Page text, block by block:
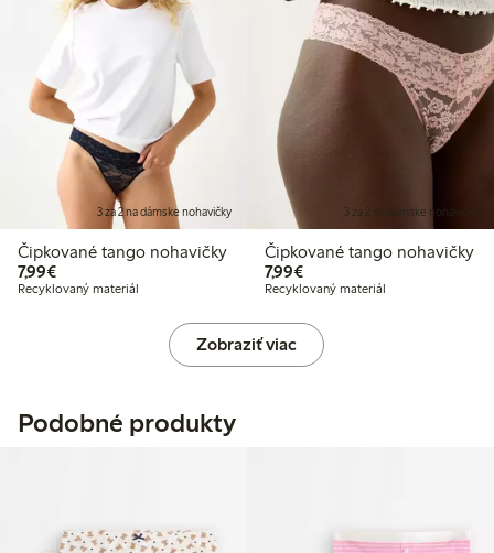
3 za 2 na dámske nohavičky
Čipkované tango nohavičky
7,99€7,99 €
Recyklovaný materiál
3 za 2 na dámske nohavičky
Čipkované tango nohavičky
7,99€7,99 €
Recyklovaný materiál
Zobraziť viac
Podobné produkty